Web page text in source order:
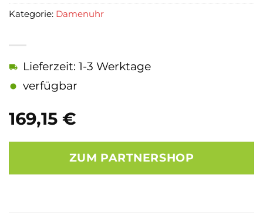
169,15 €
Lieferzeit: 1-3 Werktage
verfügbar
ZUM PARTNERSHOP
Kategorie: Damenuhr